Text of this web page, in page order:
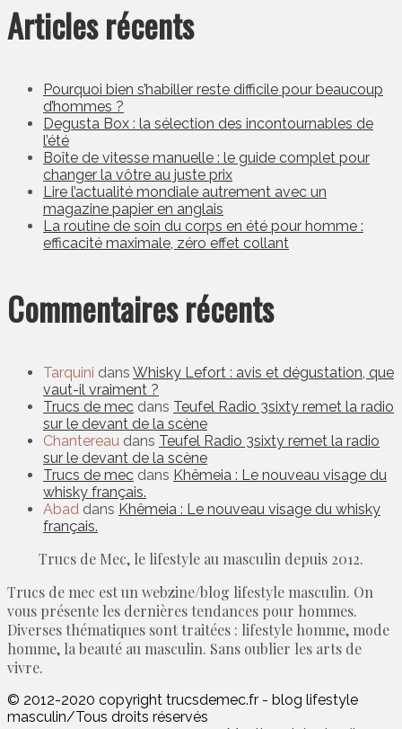
Articles récents
Pourquoi bien s’habiller reste difficile pour beaucoup
d’hommes ?
Degusta Box : la sélection des incontournables de
l’été
Boîte de vitesse manuelle : le guide complet pour
changer la vôtre au juste prix
Lire l’actualité mondiale autrement avec un
magazine papier en anglais
La routine de soin du corps en été pour homme :
efficacité maximale, zéro effet collant
Commentaires récents
Tarquini dans Whisky Lefort : avis et dégustation, que
vaut-il vraiment ?
Trucs de mec dans Teufel Radio 3sixty remet la radio
sur le devant de la scène
Chantereau dans Teufel Radio 3sixty remet la radio
sur le devant de la scène
Trucs de mec dans Khêmeia : Le nouveau visage du
whisky français.
Abad dans Khêmeia : Le nouveau visage du whisky
français.
Trucs de Mec, le lifestyle au masculin depuis 2012.
Trucs de mec est un webzine/blog lifestyle masculin. On
vous présente les dernières tendances pour hommes.
Diverses thématiques sont traitées : lifestyle homme, mode
homme, la beauté au masculin. Sans oublier les arts de
vivre.
© 2012-2020 copyright trucsdemec.fr - blog lifestyle
masculin/Tous droits réservés